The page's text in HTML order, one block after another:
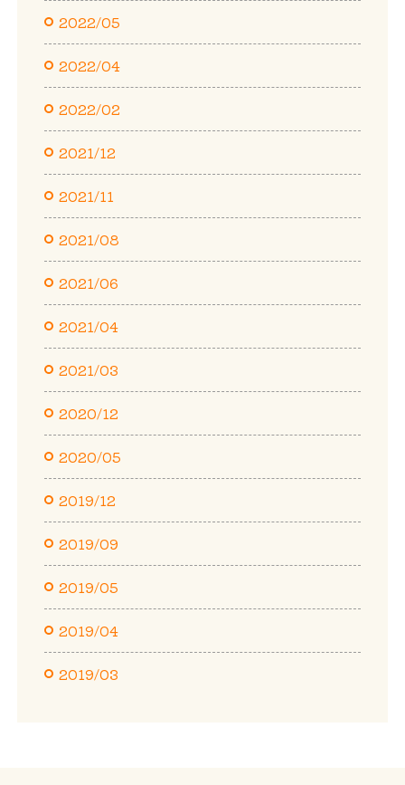
2022/05
2022/04
2022/02
2021/12
2021/11
2021/08
2021/06
2021/04
2021/03
2020/12
2020/05
2019/12
2019/09
2019/05
2019/04
2019/03